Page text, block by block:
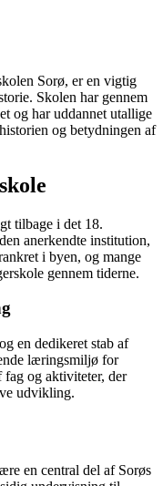
Sorø, er en vigtig
Skolen har gennem
og har uddannet utallige
og betydningen af
tilbage i det 18.
anerkendte institution,
i byen, og mange
gennem tiderne.
en dedikeret stab af
læringsmiljø for
og aktiviteter, der
udvikling.
en central del af Sorøs